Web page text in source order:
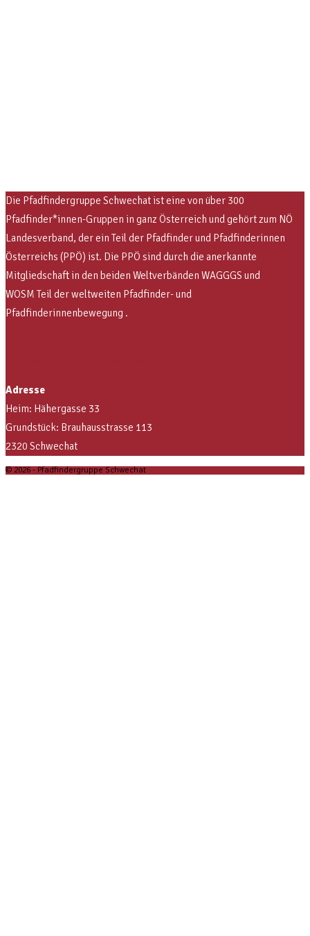
Die Pfadfindergruppe Schwechat ist eine von über 300
Pfadfinder*innen-Gruppen in ganz Österreich und gehört zum NÖ
Landesverband, der ein Teil der Pfadfinder und Pfadfinderinnen
Österreichs (PPÖ) ist. Die PPÖ sinddurch die anerkannte
Mitgliedschaft in den beiden Weltverbänden WAGGGS und
WOSM Teil der weltweiten Pfadfinder- und
Pfadfinderinnenbewegung .
Adresse
Heim: Hähergasse 33
Grundstück: Brauhausstrasse 113
2320 Schwechat
© 2026 - Pfadfindergruppe Schwechat